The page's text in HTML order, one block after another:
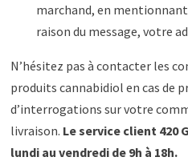
marchand, en
raison du message, votre
N’hésitez pas à contacter les
produits cannabidiol en cas de
d’interrogations sur votre
livraison. Le service client 420
lundi au vendredi de 9h à 18h.